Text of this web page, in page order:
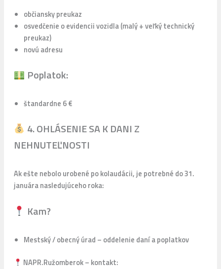
občiansky preukaz
osvedčenie o evidencii vozidla (malý + veľký technický
preukaz)
novú adresu
Poplatok:
štandardne 6 €
4. OHLÁSENIE SA K DANI Z
NEHNUTEĽNOSTI
Ak ešte nebolo urobené po kolaudácii, je potrebné do 31.
januára nasledujúceho roka:
Kam?
Mestský / obecný úrad – oddelenie daní a poplatkov
NAPR.Ružomberok – kontakt: